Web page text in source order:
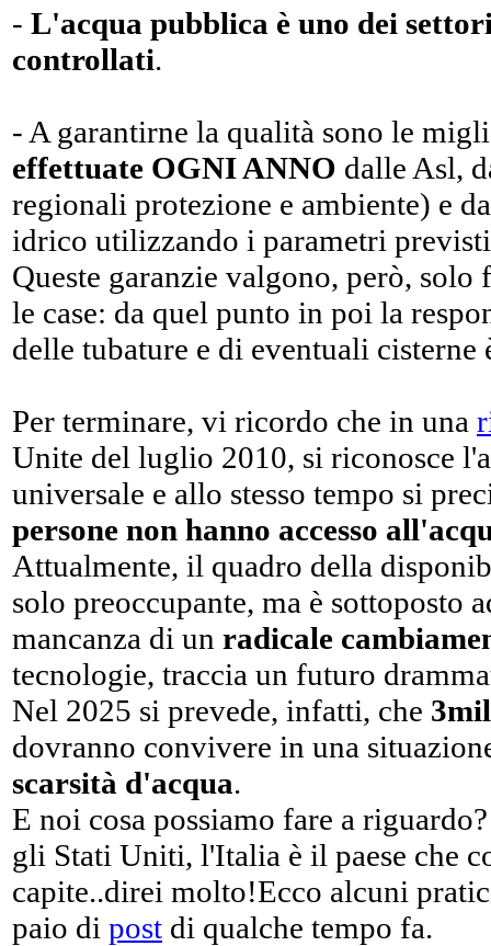
- L'acqua pubblica è uno dei
controllati.
- A garantirne la qualità sono le
effettuate OGNI ANNO dalle Asl,
regionali protezione e ambiente) e
idrico utilizzando i parametri
Queste garanzie valgono, però,
le case: da quel punto in poi la
delle tubature e di eventuali cisterne
Per terminare, vi ricordo che in una
Unite del luglio 2010, si riconosce
universale e allo stesso tempo si
persone non hanno accesso
Attualmente, il quadro della
solo preoccupante, ma è sottoposto
mancanza di un radicale
tecnologie, traccia un futuro
Nel 2025 si prevede, infatti, che
dovranno convivere in una
scarsità d'acqua.
E noi cosa possiamo fare a
gli Stati Uniti, l'Italia è il paese che
capite..direi molto!Ecco alcuni
paio di post di qualche tempo fa.